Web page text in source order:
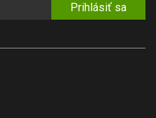
Prihlásiť sa